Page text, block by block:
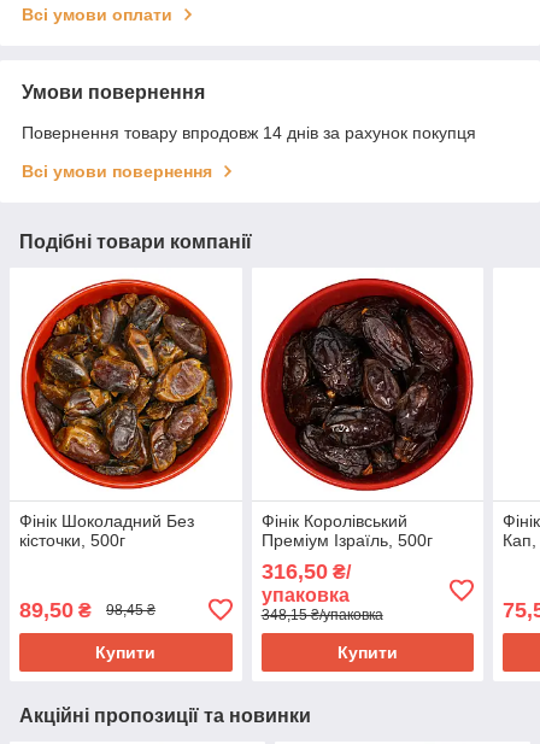
Всі умови оплати
Умови повернення
Повернення товару впродовж 14 днів за рахунок покупця
Всі умови повернення
Подібні товари компанії
Фінік Шоколадний Без
кісточки, 500г
89,50 ₴ 98,45 ₴
Купити
Фінік Королівський
Преміум Ізраїль, 500г
316,50₴/
упаковка
348,15 ₴/упаковка
Купити
Кап,
Акційні пропозиції та новинки